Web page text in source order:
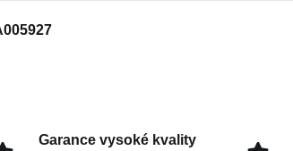
Garance vysoké kvality